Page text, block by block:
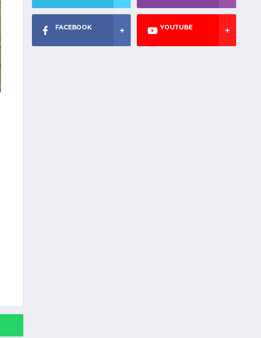
FACEBOOK YOUTUBE